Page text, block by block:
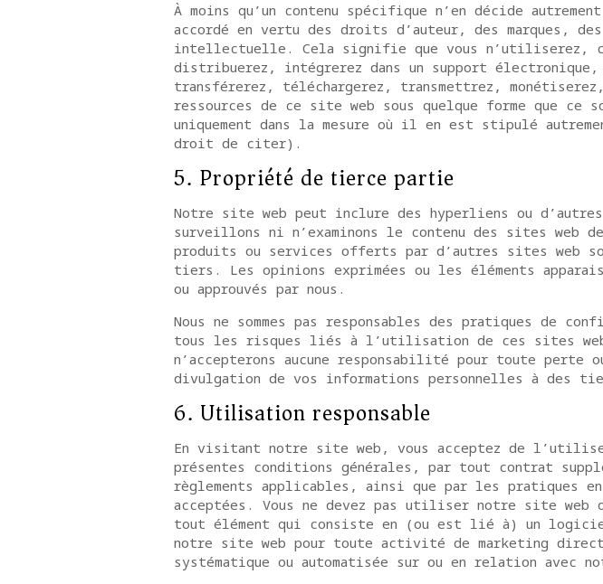
À moins qu’un contenu spécifique n’en décide
accordé en vertu des droits d’auteur, des marques,
intellectuelle. Cela signifie que vous n’utiliserez,
distribuerez, intégrerez dans un support
transférerez, téléchargerez, transmettrez, monétiserez,
ressources de ce site web sous quelque forme que
uniquement dans la mesure où il en est stipulé
droit de citer).
5. Propriété de tierce partie
Notre site web peut inclure des hyperliens ou
surveillons ni n’examinons le contenu des sites
produits ou services offerts par d’autres sites web
tiers. Les opinions exprimées ou les éléments
ou approuvés par nous.
Nous ne sommes pas responsables des pratiques de
tous les risques liés à l’utilisation de ces sites
n’accepterons aucune responsabilité pour toute
divulgation de vos informations personnelles à des
6. Utilisation responsable
En visitant notre site web, vous acceptez de
présentes conditions générales, par tout contrat
règlements applicables, ainsi que par les pratiques
acceptées. Vous ne devez pas utiliser notre site
tout élément qui consiste en (ou est lié à) un
notre site web pour toute activité de marketing
systématique ou automatisée sur ou en relation avec